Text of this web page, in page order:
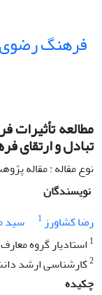
فرهنگ رضوی
مطالعه تأثیرات
تبادل و ارتقای
نوع مقاله : مقاله
نویسندگان
رضا کشاورز1 سید
1 استادیار گروه
2کارشناسی ارشد
چکیده